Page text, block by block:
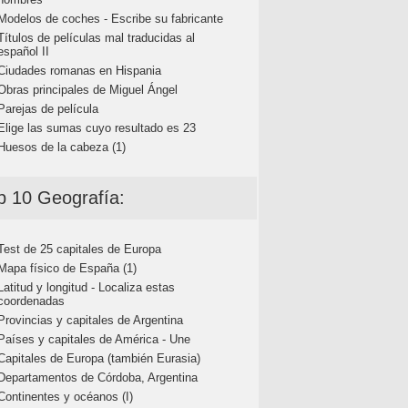
de coches - Escribe su fabricante
de películas mal traducidas al
II
romanas en Hispania
principales de Miguel Ángel
de película
las sumas cuyo resultado es 23
de la cabeza (1)
10 Geografía:
de 25 capitales de Europa
físico de España (1)
y longitud - Localiza estas
y capitales de Argentina
y capitales de América - Une
de Europa (también Eurasia)
de Córdoba, Argentina
y océanos (I)